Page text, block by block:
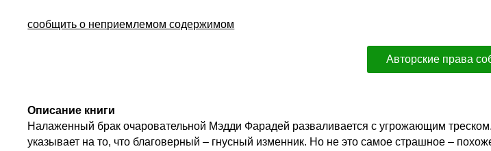
сообщить о неприемлемом содержимом
Авторские права
Описание книги
Налаженный брак очаровательной Мэдди Фарадей разваливается с угрожающим
указывает на то, что благоверный – гнусный изменник. Но не это самое страшное –